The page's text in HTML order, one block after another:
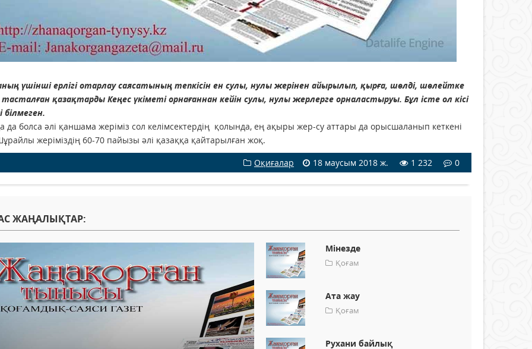
үшінші ерлігі отарлау саясатының тепкісін ен сулы, нулы жерінен айырылып, қырға, шөлді, шөлейтке
қазақтарды Кеңес үкіметі орнағаннан кейін сулы, нулы жерлерге орналастыруы. Бұл істе ол кісі
білмеген.
да болса әлі қаншама жеріміз сол келімсектердің қолында, ең ақыры жер-су аттары да орысшаланып кеткені
жеріміздің 60-70 пайызы әлі қазаққа қайтарылған жоқ.
Оқиғалар
18 маусым 2018 ж. 1 232 0
ЖАҢАЛЫҚТАР:
Мінезде
Қоғам
Ата жау
Қоғам
Рухани байлық